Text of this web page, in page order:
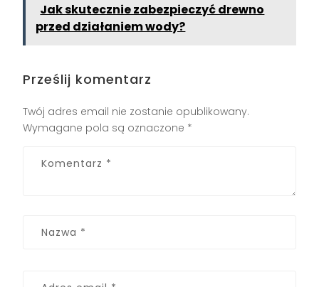
Jak skutecznie zabezpieczyć drewno
przed działaniem wody?
Prześlij komentarz
Twój adres email nie zostanie opublikowany.
Wymagane pola są oznaczone *